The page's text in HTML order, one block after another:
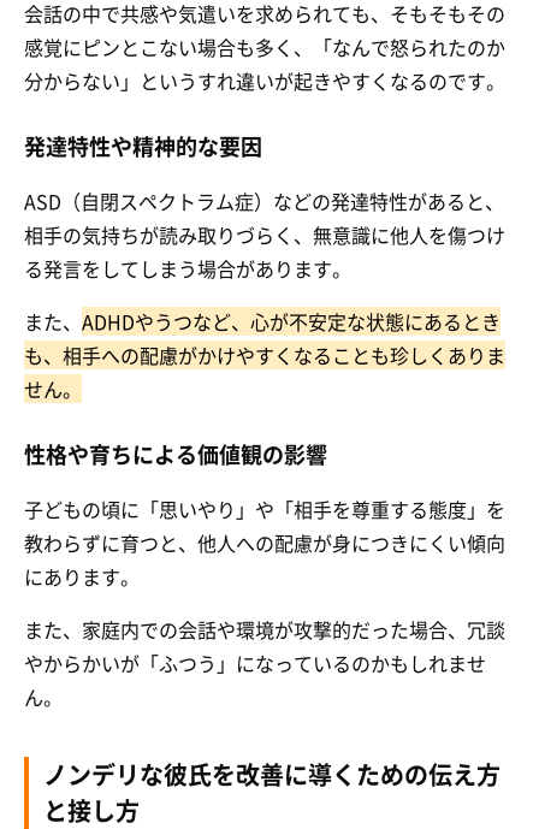
会話の中で共感や気遣いを求められても、そもそもその
感覚にピンとこない場合も多く、「なんで怒られたのか
分からない」というすれ違いが起きやすくなるのです。
発達特性や精神的な要因
ASD（自閉スペクトラム症）などの発達特性があると、
相手の気持ちが読み取りづらく、無意識に他人を傷つけ
る発言をしてしまう場合があります。
また、 ADHDやうつなど、心が不安定な状態にあるとき
も、相手への配慮がかけやすくなることも珍しくありま
せん。
性格や育ちによる価値観の影響
子どもの頃に「思いやり」や「相手を尊重する態度」を
教わらずに育つと、他人への配慮が身につきにくい傾向
にあります。
また、家庭内での会話や環境が攻撃的だった場合、冗談
やからかいが「ふつう」になっているのかもしれませ
ん。
ノンデリな彼氏を改善に導くための伝え方
と接し方